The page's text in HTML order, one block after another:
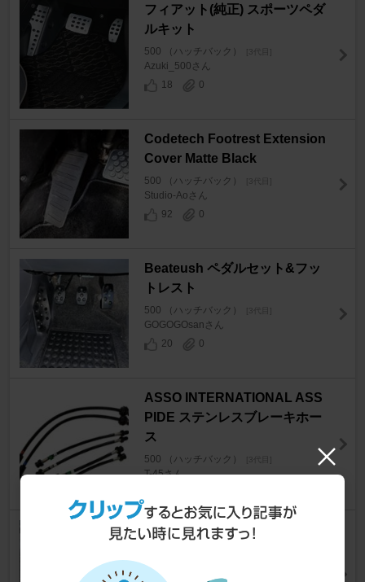
フィアット(純正) スポーツペダ
ルキット
500 （ハッチバック）
Azuki_500さん
18
0
Codetech Footrest Extension
Cover Matte Black
500 （ハッチバック）
Studio-Aoさん
92
0
Beateush ペダルセット&フッ
トレスト
500 （ハッチバック）
GOGOGOsanさん
20
0
ASSO INTERNATIONAL ASS
PIDE ステンレスブレーキホー
ス
500 （ハッチバック）
T-45さん
GRENLANDER COLO H02
118841883298さん